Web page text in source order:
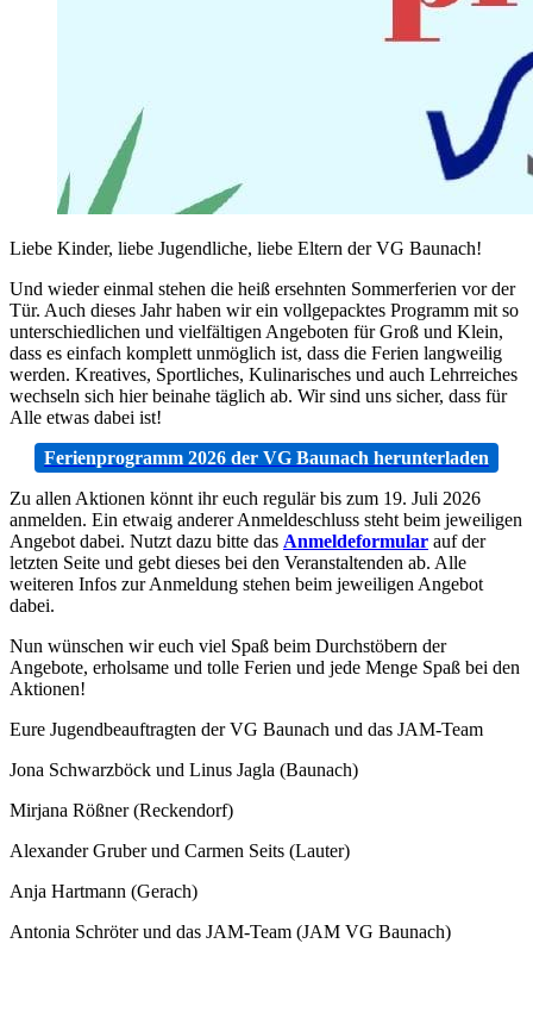
Liebe Kinder, liebe Jugendliche, liebe Eltern der VG Baunach!
Und wieder einmal stehen die heiß ersehnten Sommerferien vor der
Tür. Auch dieses Jahr haben wir ein vollgepacktes Programm mit so
unterschiedlichen und vielfältigen Angeboten für Groß und Klein,
dass es einfach komplett unmöglich ist, dass die Ferien langweilig
werden. Kreatives, Sportliches, Kulinarisches und auch Lehrreiches
wechseln sich hier beinahe täglich ab. Wir sind uns sicher, dass für
Alle etwas dabei ist!
Ferienprogramm 2026 der VG Baunach herunterladen
Zu allen Aktionen könnt ihr euch regulär bis zum 19. Juli 2026
anmelden. Ein etwaig anderer Anmeldeschluss steht beim jeweiligen
Angebot dabei. Nutzt dazu bitte das Anmeldeformular auf der
letzten Seite und gebt dieses bei den Veranstaltenden ab. Alle
weiteren Infos zur Anmeldung stehen beim jeweiligen Angebot
dabei.
Nun wünschen wir euch viel Spaß beim Durchstöbern der
Angebote, erholsame und tolle Ferien und jede Menge Spaß bei den
Aktionen!
Eure Jugendbeauftragten der VG Baunach und das JAM-Team
Jona Schwarzböck und Linus Jagla (Baunach)
Mirjana Rößner (Reckendorf)
Alexander Gruber und Carmen Seits (Lauter)
Anja Hartmann (Gerach)
Antonia Schröter und das JAM-Team (JAM VG Baunach)